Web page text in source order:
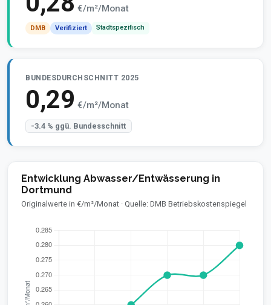
€/m²/Monat
DMB Verifiziert Stadtspezifisch
BUNDESDURCHSCHNITT 2025
0,29 €/m²/Monat
-3.4 % ggü. Bundesschnitt
Entwicklung Abwasser/Entwässerung in
Dortmund
Originalwerte in €/m²/Monat · Quelle: DMB Betriebskostenspiegel